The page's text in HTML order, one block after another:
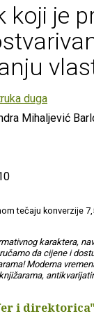
koji je
duga
Mihaljević
tečaju konverzije
karaktera,
da cijene i
Moderna
i direktorica"